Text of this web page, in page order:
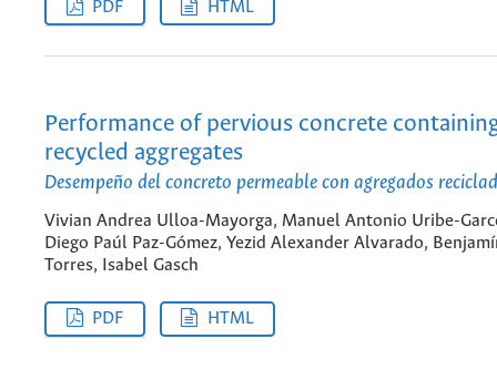
PDF HTML
Performance of pervious concrete
recycled aggregates
Desempeño del concreto permeable con agregados
Vivian Andrea Ulloa-Mayorga, Manuel Antonio Uribe-
Diego Paúl Paz-Gómez, Yezid Alexander Alvarado,
Torres, Isabel Gasch
PDF HTML